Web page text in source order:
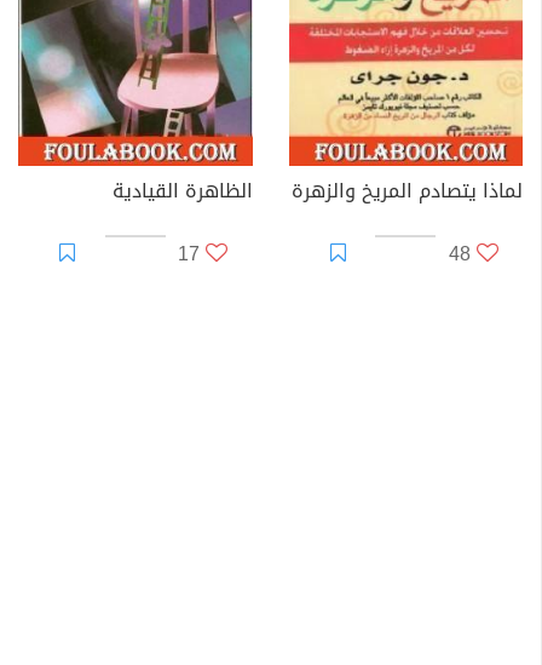
لماذا يتصادم المريخ والزهرة
48
الظاهرة القيادية
17